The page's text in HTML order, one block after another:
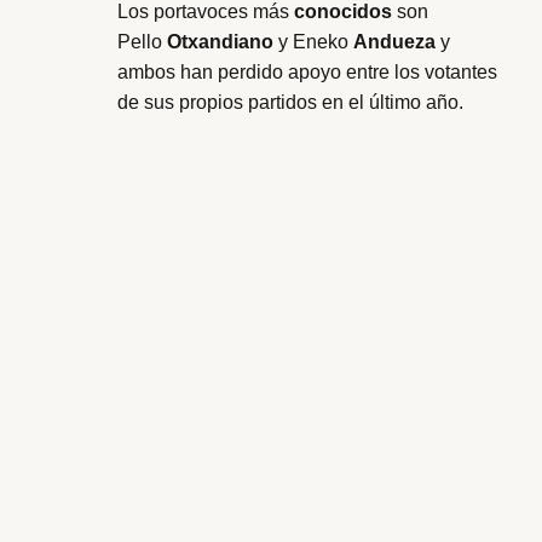
Los portavoces másconocidos son
PelloOtxandiano y Eneko Andueza y
ambos han perdido apoyo entre los votantes
de sus propios partidos en el último año.